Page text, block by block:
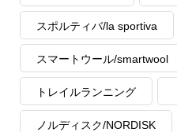
スポルティバ/la sportiva
スマートウール/smartwool
トレイルランニング
ノルディスク/NORDISK